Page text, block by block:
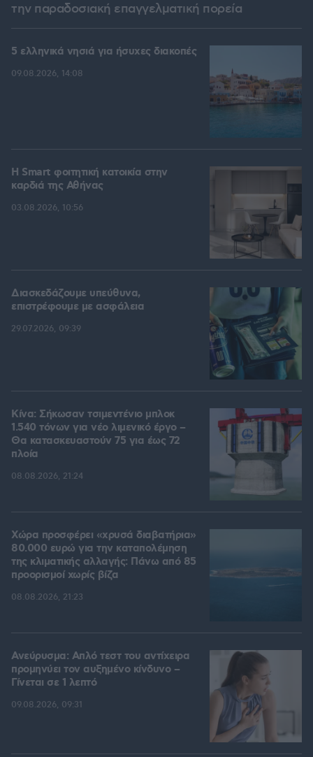
την παραδοσιακή επαγγελματική πορεία
5 ελληνικά νησιά για ήσυχες διακοπές
09.08.2026, 14:08
Η Smart φοιτητική κατοικία στην
καρδιά της Αθήνας
03.08.2026, 10:56
Διασκεδάζουμε υπεύθυνα,
επιστρέφουμε με ασφάλεια
29.07.2026, 09:39
Κίνα: Σήκωσαν τσιμεντένιο μπλοκ
1.540 τόνων για νέο λιμενικό έργο –
Θα κατασκευαστούν 75 για έως 72
πλοία
08.08.2026, 21:24
Χώρα προσφέρει «χρυσά διαβατήρια»
80.000 ευρώ για την καταπολέμηση
της κλιματικής αλλαγής: Πάνω από 85
προορισμοί χωρίς βίζα
08.08.2026, 21:23
Ανεύρυσμα: Απλό τεστ του αντίχειρα
προμηνύει τον αυξημένο κίνδυνο –
Γίνεται σε 1 λεπτό
09.08.2026, 09:31